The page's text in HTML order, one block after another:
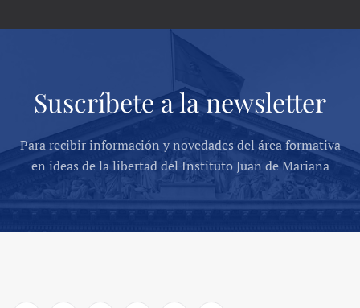
Suscríbete a la newsletter
Para recibir información y novedades del área formativa
en ideas de la libertad del Instituto Juan de Mariana